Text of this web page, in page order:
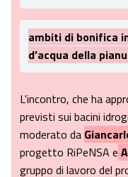
ambiti di bonifica
d’acqua della
L'incontro, che ha
previsti sui bacini
moderato da
progetto RiPeNSA e
gruppo di lavoro del